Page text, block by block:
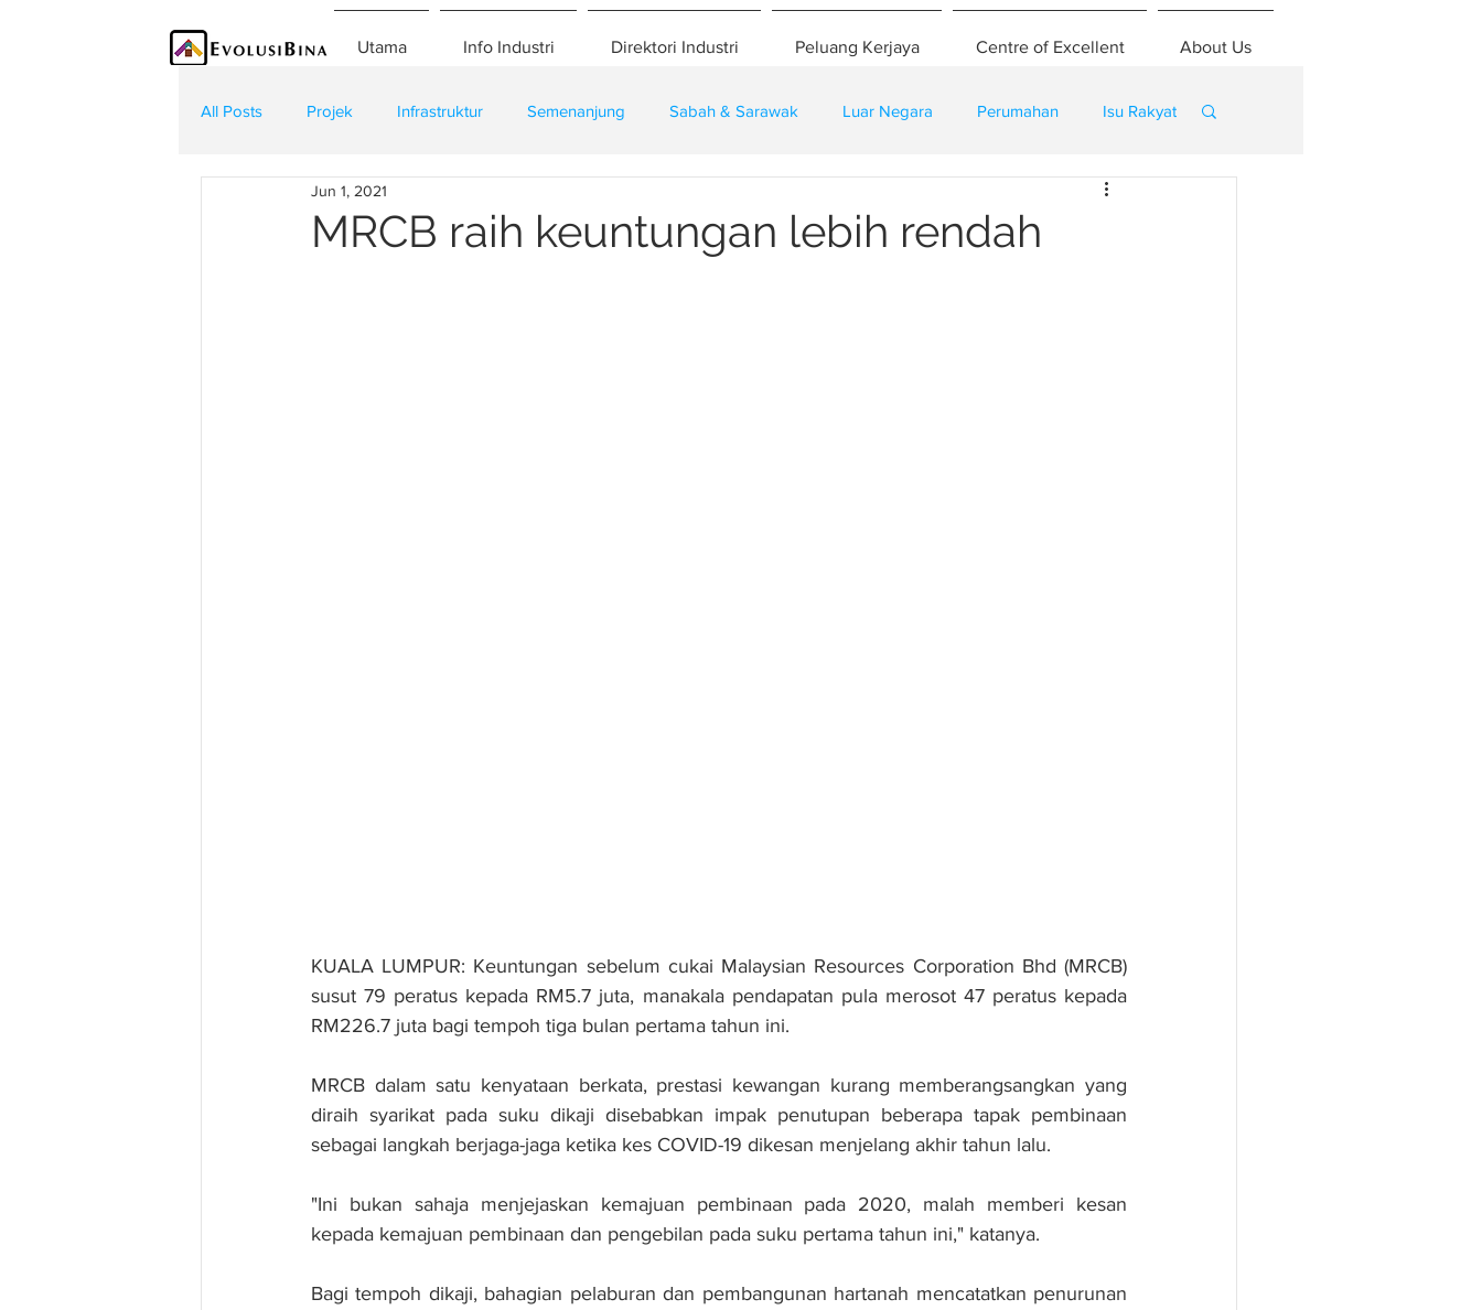
Utama Info Industri Direktori Industri Peluang Kerjaya Centre of Excellent About Us
All Posts Projek Infrastruktur Semenanjung Sabah & Sarawak Luar Negara Perumahan Isu Rakyat
Teknologi Kontraktor
MRCB raih keuntungan lebih rendah
Jun 1, 2021
KUALA LUMPUR: Keuntungan sebelum cukai Malaysian Resources Corporation Bhd (MRCB)
susut 79 peratus kepada RM5.7 juta, manakala pendapatan pula merosot 47 peratus kepada
RM226.7 juta bagi tempoh tiga bulan pertama tahun ini.
MRCB dalam satu kenyataan berkata, prestasi kewangan kurang memberangsangkan yang
diraih syarikat pada suku dikaji disebabkan impak penutupan beberapa tapak pembinaan
sebagai langkah berjaga-jaga ketika kes COVID-19 dikesan menjelang akhir tahun lalu.
"Ini bukan sahaja menjejaskan kemajuan pembinaan pada 2020, malah memberi kesan
kepada kemajuan pembinaan dan pengebilan pada suku pertama tahun ini," katanya.
Bagi tempoh dikaji, bahagian pelaburan dan pembangunan hartanah mencatatkan penurunan